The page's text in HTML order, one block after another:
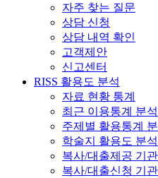
자주 찾는 질문
상담 신청
상담 내역 확인
고객제안
신고센터
RISS 활용도 분석
자료 현황 통계
최근 이용통계 분석
주제별 활용통계
학술지 활용도 분석
복사/대출제공 기
복사/대출신청 기